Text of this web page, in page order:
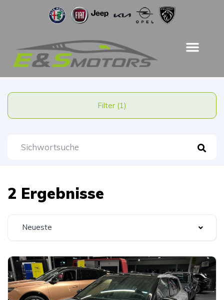
Filter (1)
2 Ergebnisse
Neueste